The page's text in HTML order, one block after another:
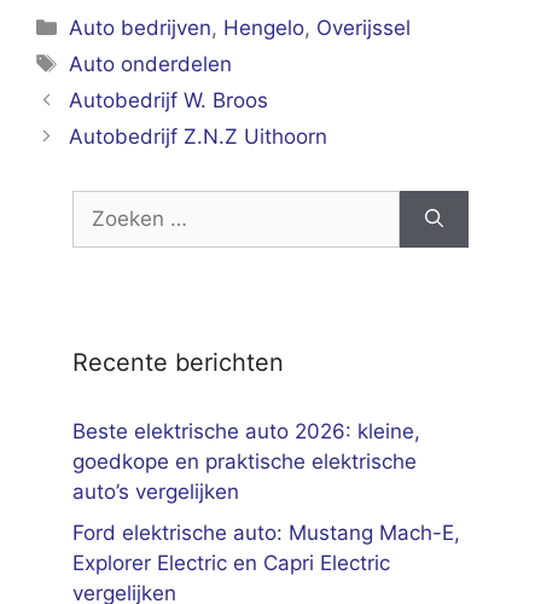
Categorieën
Auto bedrijven, Hengelo, Overijssel
Tags
Auto onderdelen
Autobedrijf W. Broos
Autobedrijf Z.N.Z Uithoorn
Zoek
Recente berichten
Beste elektrische auto 2026: kleine,
goedkope en praktische elektrische
auto’s vergelijken
Ford elektrische auto: Mustang Mach-E,
Explorer Electric en Capri Electric
vergelijken